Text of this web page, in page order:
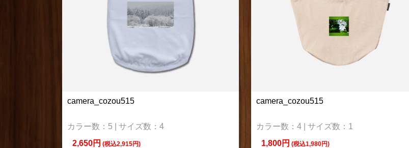
camera_cozou515
カラー数：5 | サイズ数：4
2,650円 (税込2,915円)
camera_cozou515
カラー数：4 | サイズ数：1
1,800円 (税込1,980円)